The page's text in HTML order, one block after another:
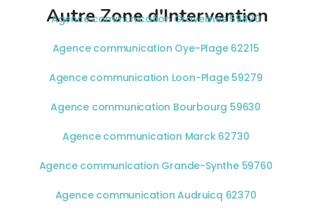
Autre Zone d'Intervention
Agence communication Gravelines 59820
Agence communication Oye-Plage 62215
Agence communication Loon-Plage 59279
Agence communication Bourbourg 59630
Agence communication Marck 62730
Agence communication Grande-Synthe 59760
Agence communication Audruicq 62370